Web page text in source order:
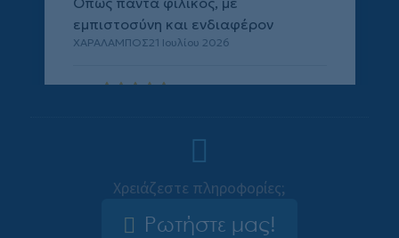
Χρειάζεστε πληροφορίες;
Ρωτήστε μας!